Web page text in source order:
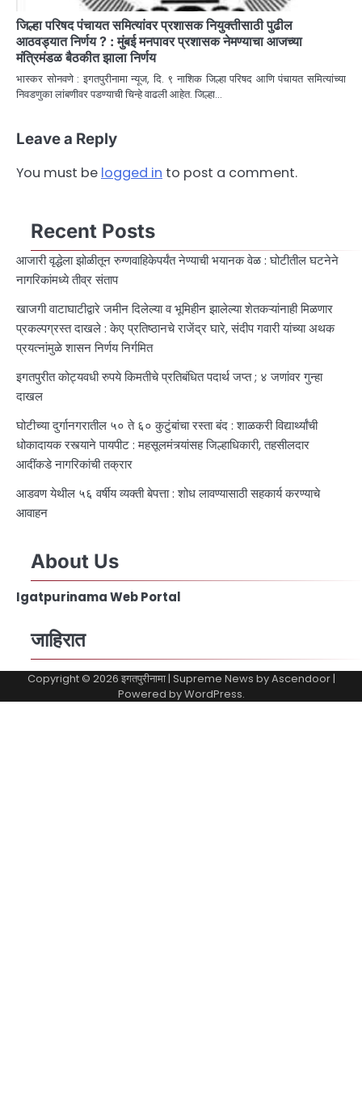
जिल्हा परिषद पंचायत समित्यांवर प्रशासक नियुक्तीसाठी पुढील
आठवड्यात निर्णय ? : मुंबई मनपावर प्रशासक नेमण्याचा आजच्या
मंत्रिमंडळ बैठकीत झाला निर्णय
भास्कर सोनवणे : इगतपुरीनामा न्यूज, दि. ९ नाशिक जिल्हा परिषद आणि पंचायत समित्यांच्या
निवडणुका लांबणीवर पडण्याची चिन्हे वाढली आहेत. जिल्हा…
Leave a Reply
You must be logged in to post a comment.
Recent Posts
आजारी वृद्धेला झोळीतून रुग्णवाहिकेपर्यंत नेण्याची भयानक वेळ : घोटीतील घटनेने
नागरिकांमध्ये तीव्र संताप
खाजगी वाटाघाटीद्वारे जमीन दिलेल्या व भूमिहीन झालेल्या शेतकऱ्यांनाही मिळणार
प्रकल्पग्रस्त दाखले : केए प्रतिष्ठानचे राजेंद्र घारे, संदीप गवारी यांच्या अथक
प्रयत्नांमुळे शासन निर्णय निर्गमित
इगतपुरीत कोट्यवधी रुपये किमतीचे प्रतिबंधित पदार्थ जप्त ; ४ जणांवर गुन्हा
दाखल
घोटीच्या दुर्गानगरातील ५० ते ६० कुटुंबांचा रस्ता बंद : शाळकरी विद्यार्थ्यांची
धोकादायक रस्त्याने पायपीट : महसूलमंत्र्यांसह जिल्हाधिकारी, तहसीलदार
आदींकडे नागरिकांची तक्रार
आडवण येथील ५६ वर्षीय व्यक्ती बेपत्ता : शोध लावण्यासाठी सहकार्य करण्याचे
आवाहन
About Us
Igatpurinama Web Portal
जाहिरात
Copyright © 2026 इगतपुरीनामा| Supreme News byAscendoor|
Powered byWordPress.